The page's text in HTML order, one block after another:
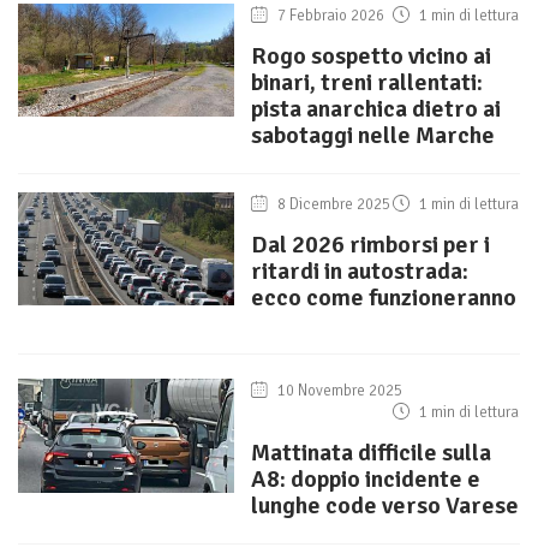
7 Febbraio 2026 1 min di lettura
Rogo sospetto vicino ai
binari, treni rallentati:
pista anarchica dietro ai
sabotaggi nelle Marche
8 Dicembre 2025 1 min di lettura
Dal 2026 rimborsi per i
ritardi in autostrada:
ecco come funzioneranno
10 Novembre 2025
1 min di lettura
Mattinata difficile sulla
A8: doppio incidente e
lunghe code verso Varese